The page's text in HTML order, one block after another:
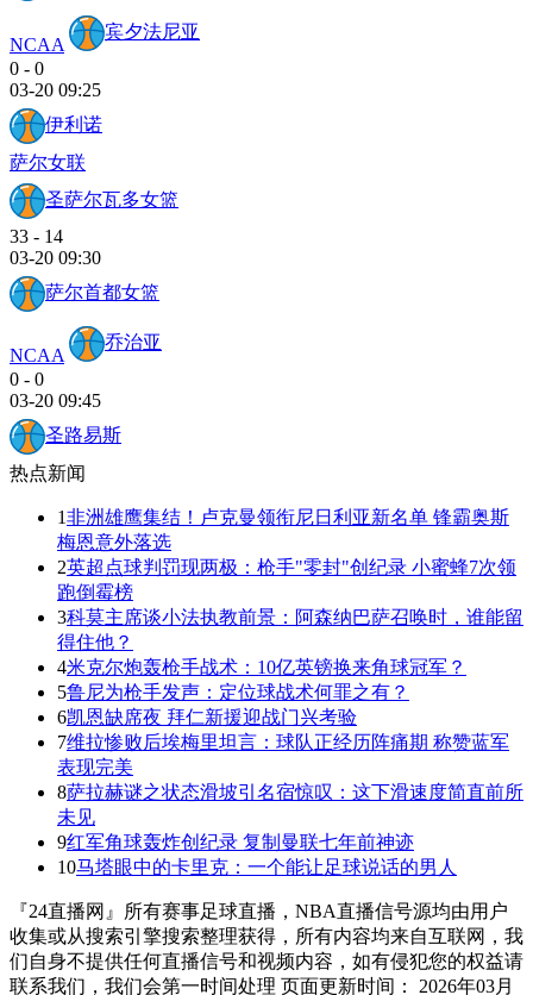
NCAA
宾夕法尼亚
0 - 0
03-20 09:25
伊利诺
萨尔女联
圣萨尔瓦多女篮
33 - 14
03-20 09:30
萨尔首都女篮
NCAA
乔治亚
0 - 0
03-20 09:45
圣路易斯
热点新闻
1非洲雄鹰集结！卢克曼领衔尼日利亚新名单 锋霸奥斯
梅恩意外落选
2英超点球判罚现两极：枪手"零封"创纪录 小蜜蜂7次领
跑倒霉榜
3科莫主席谈小法执教前景：阿森纳巴萨召唤时，谁能留
得住他？
4米克尔炮轰枪手战术：10亿英镑换来角球冠军？
5鲁尼为枪手发声：定位球战术何罪之有？
6凯恩缺席夜 拜仁新援迎战门兴考验
7维拉惨败后埃梅里坦言：球队正经历阵痛期 称赞蓝军
表现完美
8萨拉赫谜之状态滑坡引名宿惊叹：这下滑速度简直前所
未见
9红军角球轰炸创纪录 复制曼联七年前神迹
10马塔眼中的卡里克：一个能让足球说话的男人
『24直播网』所有赛事足球直播，NBA直播信号源均由用户
收集或从搜索引擎搜索整理获得，所有内容均来自互联网，我
们自身不提供任何直播信号和视频内容，如有侵犯您的权益请
联系我们，我们会第一时间处理 页面更新时间： 2026年03月